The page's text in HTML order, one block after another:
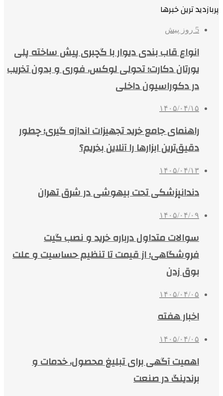
پربازدید ترین خبرها
5 روز پیش
انواع قاب بندی دیوار با گچبری پیش ساخته پلی
یورتان دکارت؛ تحولی لوکس، فوری و بدون تخریب
در دکوراسیون داخلی
۱۴۰۵/۰۴/۱۵
راهنمای جامع خرید تجهیزات اندازه گیری؛ چطور
دقیق‌ترین ابزارها را آنلاین بخریم؟
۱۴۰۵/۰۴/۱۳
دندانپزشکی تحت بیهوشی در شرق تهران
۱۴۰۵/۰۴/۰۹
سوالات متداول درباره خرید و نصب گیت
فروشگاهی؛ از قیمت تا تنظیم حساسیت و علت
بوق زدن
۱۴۰۵/۰۴/۰۵
اخبار هفته
۱۴۰۵/۰۴/۰۵
اهمیت آگهی برای تبلیغ محصول، خدمات و
برندینگ در صنعت